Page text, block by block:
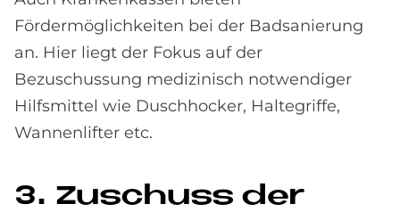
Fördermöglichkeiten bei der Badsanierung
an. Hier liegt der Fokus auf der
Bezuschussung medizinisch notwendiger
Hilfsmittel wie Duschhocker, Haltegriffe,
Wannenlifter etc.
3. Zu­schuss der